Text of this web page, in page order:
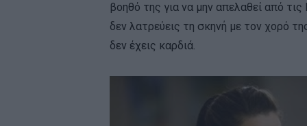
βοηθό της για να μην απελαθεί από
δεν λατρεύεις τη σκηνή με τον χορό
δεν έχεις καρδιά.